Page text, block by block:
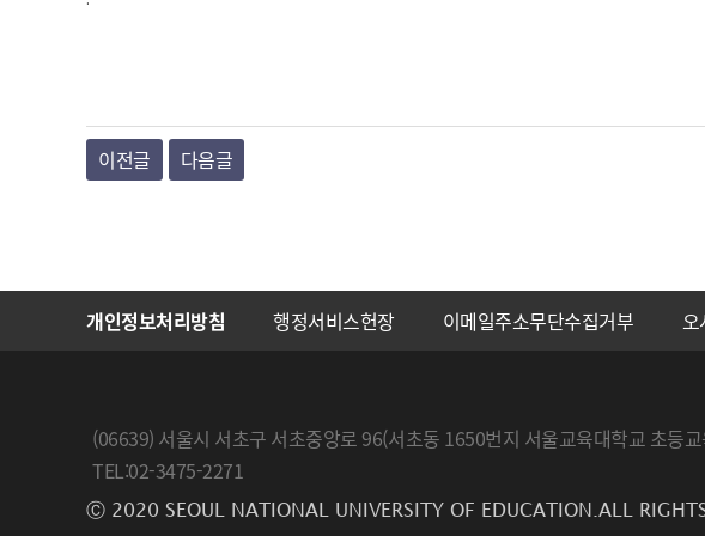
이전글 다음글
개인정보처리방침 행정서비스헌장 이메일주소무단수집거부 오
(06639) 서울시 서초구 서초중앙로 96(서초동 1650번지 서울교육대학교 초등
TEL:02-3475-2271
Ⓒ 2020 SEOUL NATIONAL UNIVERSITY OF EDUCATION.ALL RIGHTS